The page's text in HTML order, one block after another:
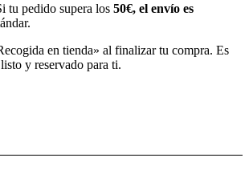
tu pedido supera los50€, el envío es
en tienda» al finalizar tu compra. Es
y reservado para ti.